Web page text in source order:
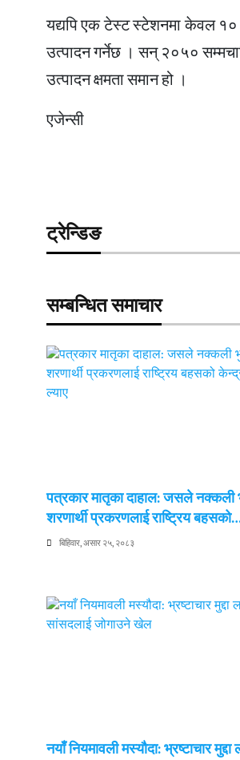
यद्यपि एक टेस्ट स्टेशनमा केवल
उत्पादन गर्नेछ । सन् २०५०
उत्पादन क्षमता समान हो ।
एजेन्सी
ट्रेन्डिङ
सम्बन्धित समाचार
पत्रकार मातृका दाहाल: जसले नक्कली
शरणार्थी प्रकरणलाई राष्ट्रिय
बिहिवार, असार २५, २०८३
नयाँ नियमावली मस्यौदा: भ्रष्टाचार मुद्दा